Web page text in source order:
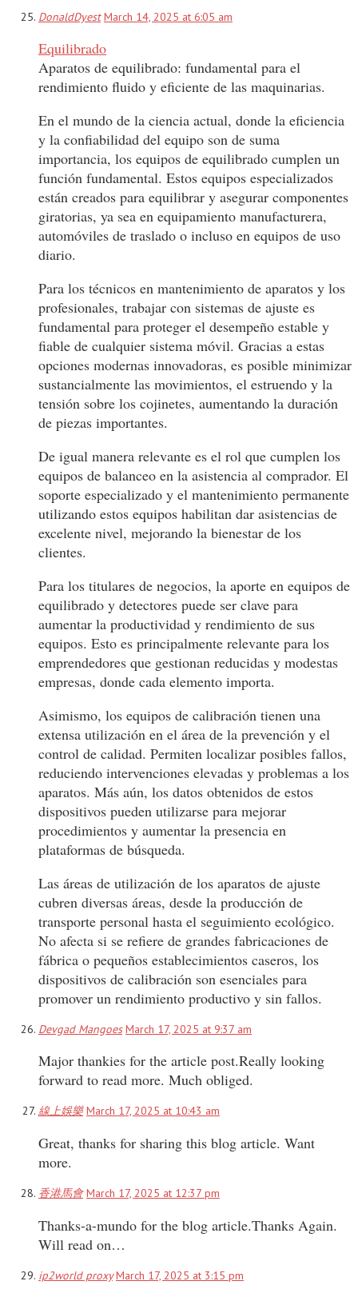
DonaldDyest March 14, 2025 at 6:05 am
Equilibrado
Aparatos de equilibrado: fundamental para el
rendimiento fluido y eficiente de las maquinarias.
En el mundo de la ciencia actual, donde la eficiencia
y la confiabilidad del equipo son de suma
importancia, los equipos de equilibrado cumplen un
función fundamental. Estos equipos especializados
están creados para equilibrar y asegurar componentes
giratorias, ya sea en equipamiento manufacturera,
automóviles de traslado o incluso en equipos de uso
diario.
Para los técnicos en mantenimiento de aparatos y los
profesionales, trabajar con sistemas de ajuste es
fundamental para proteger el desempeño estable y
fiable de cualquier sistema móvil. Gracias a estas
opciones modernas innovadoras, es posible minimizar
sustancialmente las movimientos, el estruendo y la
tensión sobre los cojinetes, aumentando la duración
de piezas importantes.
De igual manera relevante es el rol que cumplen los
equipos de balanceo en la asistencia al comprador. El
soporte especializado y el mantenimiento permanente
utilizando estos equipos habilitan dar asistencias de
excelente nivel, mejorando la bienestar de los
clientes.
Para los titulares de negocios, la aporte en equipos de
equilibrado y detectores puede ser clave para
aumentar la productividad y rendimiento de sus
equipos. Esto es principalmente relevante para los
emprendedores que gestionan reducidas y modestas
empresas, donde cada elemento importa.
Asimismo, los equipos de calibración tienen una
extensa utilización en el área de la prevención y el
control de calidad. Permiten localizar posibles fallos,
reduciendo intervenciones elevadas y problemas a los
aparatos. Más aún, los datos obtenidos de estos
dispositivos pueden utilizarse para mejorar
procedimientos y aumentar la presencia en
plataformas de búsqueda.
Las áreas de utilización de los aparatos de ajuste
cubren diversas áreas, desde la producción de
transporte personal hasta el seguimiento ecológico.
No afecta si se refiere de grandes fabricaciones de
fábrica o pequeños establecimientos caseros, los
dispositivos de calibración son esenciales para
promover un rendimiento productivo y sin fallos.
Devgad Mangoes March 17, 2025 at 9:37 am
Major thankies for the article post.Really looking
forward to read more. Much obliged.
線上娛樂 March 17, 2025 at 10:43 am
Great, thanks for sharing this blog article. Want
more.
香港馬會 March 17, 2025 at 12:37 pm
Thanks-a-mundo for the blog article.Thanks Again.
Will read on…
ip2world proxy March 17, 2025 at 3:15 pm